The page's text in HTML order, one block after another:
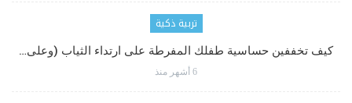
تربية ذكية
كيف تخففين حساسية طفلك المفرطة على ارتداء الثياب (وعلى…
6 أشهر منذ